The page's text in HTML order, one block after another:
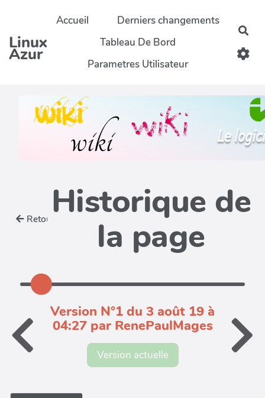
Aller au contenu principal
Linux
Azur
Accueil
Derniers changements
Tableau De Bord
Parametres Utilisateur
Retour Historique de
la page
Version N°1 du 3 août 19 à
04:27 par RenePaulMages
Version actuelle